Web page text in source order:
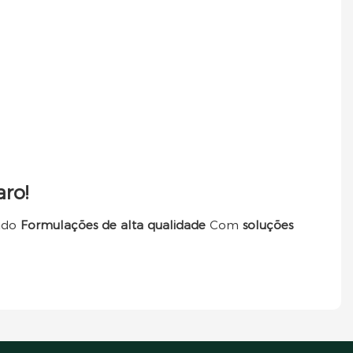
Formulações de alta qualidade Com soluções